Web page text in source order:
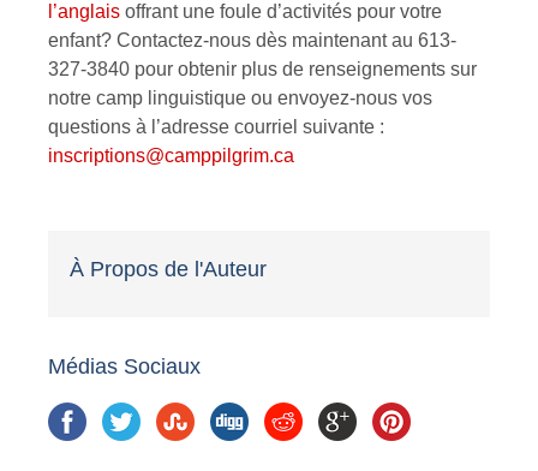
l’anglais offrant une foule d’activités pour votre
enfant? Contactez-nous dès maintenant au 613-
327-3840 pour obtenir plus de renseignements sur
notre camp linguistique ou envoyez-nous vos
questions à l’adresse courriel suivante :
inscriptions@camppilgrim.ca
À Propos de l'Auteur
Médias Sociaux